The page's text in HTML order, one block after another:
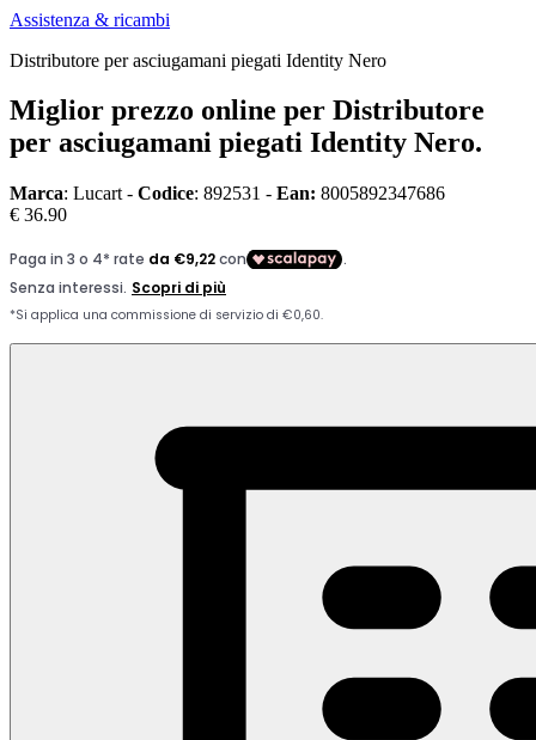
Assistenza & ricambi
Distributore per asciugamani piegati Identity Nero
Miglior prezzo online per Distributore
per asciugamani piegati Identity Nero.
Marca: Lucart - Codice: 892531 - Ean: 8005892347686
€ 36.90